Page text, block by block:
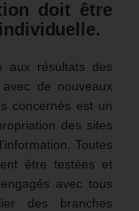
doit être
aux résultats des
de nouveaux
concernés est un
des sites
Toutes
être testées et
avec tous
des branches